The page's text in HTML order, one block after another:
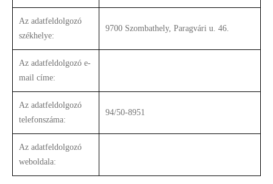
Az adatfeldolgozó
székhelye:
9700 Szombathely, Paragvári u. 46.
Az adatfeldolgozó e-
mail címe:
Az adatfeldolgozó
telefonszáma:
94/50-8951
Az adatfeldolgozó
weboldala: